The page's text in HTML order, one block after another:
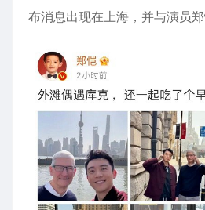
布消息出现在上海，并与演员郑